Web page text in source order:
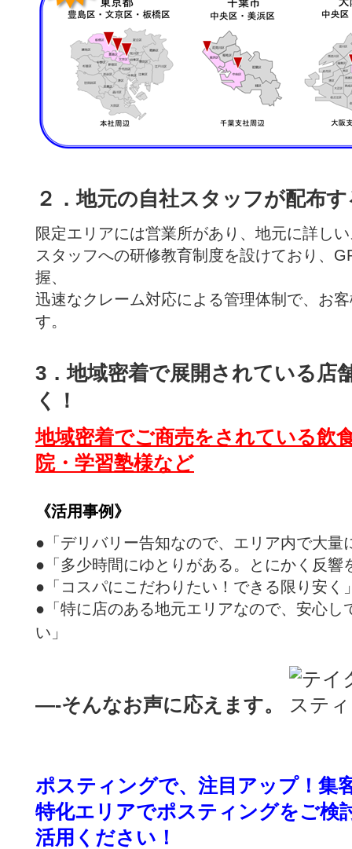
２．地元の自社スタッフが配布
限定エリアには営業所があり、地元に詳し
スタッフへの研修教育制度を設けており、
握、
迅速なクレーム対応による管理体制で、お
す。
3．地域密着で展開されている店
く！
地域密着でご商売をされている飲
院・学習塾様など
《活用事例》
●「デリバリー告知なので、エリア内で大量
●「多少時間にゆとりがある。とにかく反響
●「コスパにこだわりたい！できる限り安く
●「特に店のある地元エリアなので、安心し
い」
—-そんなお声に応えます。
ポスティングで、注目アップ
特化エリアでポスティングをご検
活用ください！